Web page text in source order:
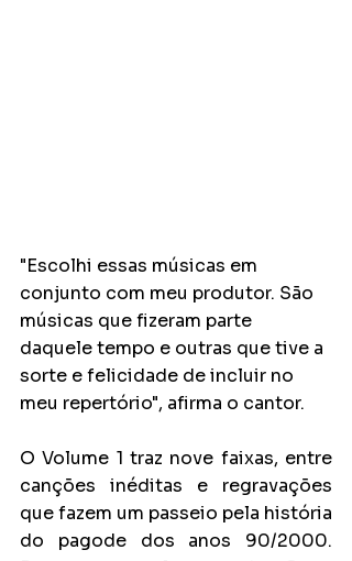
"Escolhi essas músicas em
conjunto com meu produtor. São
músicas que fizeram parte
daquele tempo e outras que tive a
sorte e felicidade de incluir no
meu repertório", afirma o cantor.
O Volume 1 traz nove faixas, entre
canções inéditas e regravações
que fazem um passeio pela história
do pagode dos anos 90/2000.